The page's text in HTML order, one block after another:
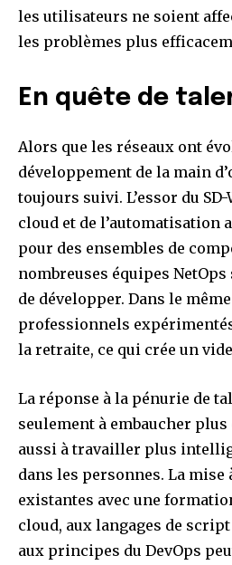
les utilisateurs ne soient
les problèmes plus
En quête de
Alors que les réseaux ont
développement de la main
toujours suivi. L’essor du SD-
cloud et de l’automatisation
pour des ensembles de
nombreuses équipes
de développer. Dans le
professionnels
la retraite, ce qui crée un
La réponse à la pénurie de
seulement à embaucher
aussi à travailler plus
dans les personnes. La mise
existantes avec une
cloud, aux langages de
aux principes du DevOps